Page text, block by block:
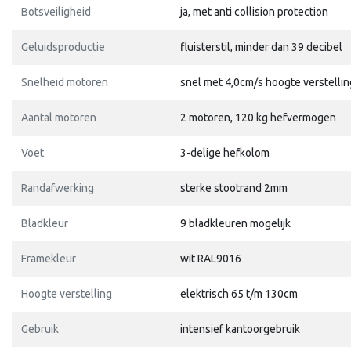
Botsveiligheid ja, met anti collision protection
Geluidsproductie fluisterstil, minder dan 39 decibel
Snelheid motoren snel met 4,0cm/s hoogte
Aantal motoren 2 motoren, 120 kg hefvermogen
Voet 3-delige hefkolom
Randafwerking sterke stootrand 2mm
Bladkleur 9 bladkleuren mogelijk
Framekleur wit RAL9016
Hoogte verstelling elektrisch 65 t/m 130cm
Gebruik intensief kantoorgebruik